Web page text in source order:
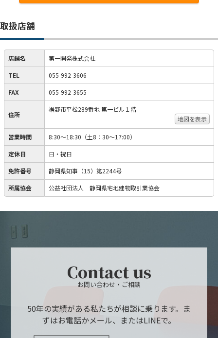
取扱店舗
店舗名 第一開発株式会社
TEL 055-992-3606
FAX 055-992-3655
住所
裾野市平松289番地 第一ビル１階
地図を表示
営業時間 8:30～18:30（土8：30～17:00）
定休日 日・祝日
免許番号 静岡県知事（15）第2244号
所属協会 公益社団法人 静岡県宅地建物取引業協会
Contact us
お問い合わせ・ご相談
50年の実績がある私たちが相談に乗ります。ま
ずはお電話かメール、またはLINEで。